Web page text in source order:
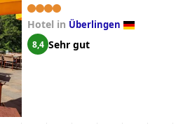
Hotel in Überlingen
8,4 Sehr gut